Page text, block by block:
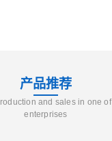
产品推荐
and sales in one
enterprises